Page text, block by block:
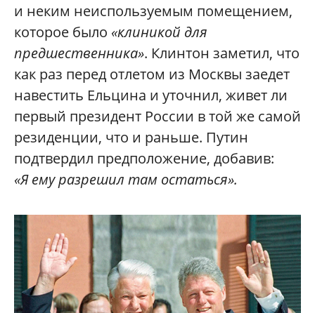
и неким неиспользуемым помещением,
которое было «клиникой для
предшественника». Клинтон заметил, что
как раз перед отлетом из Москвы заедет
навестить Ельцина и уточнил, живет ли
первый президент России в той же самой
резиденции, что и раньше. Путин
подтвердил предположение, добавив:
«Я ему разрешил там остаться».